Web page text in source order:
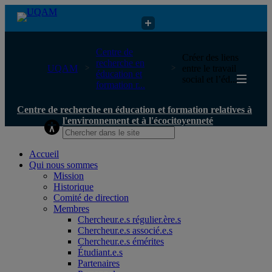
Centre de recherche en éducation et formation relatives à
l'environnement et à l'écocitoyenneté
UQAM
Centre de
recherche en
éducation et
formation r...
Créer des liens
entre le travail
social et l’éd...
Centre de recherche en éducation et formation relatives à
l'environnement et à l'écocitoyenneté
Accueil
Qui nous sommes
Mission
Historique
Comité de direction
Membres
Chercheur.e.s régulier.ère.s
Chercheur.e.s associé.e.s
Chercheur.e.s émérites
Étudiant.e.s
Partenaires